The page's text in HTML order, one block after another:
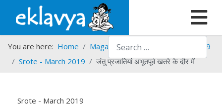
Search
You are here: Home Magazines Srote
Srote - 2019
Srote - March 2019
जंतु प्रजातियां अभूतपूर्व खतरे के दौर में
Srote - March 2019